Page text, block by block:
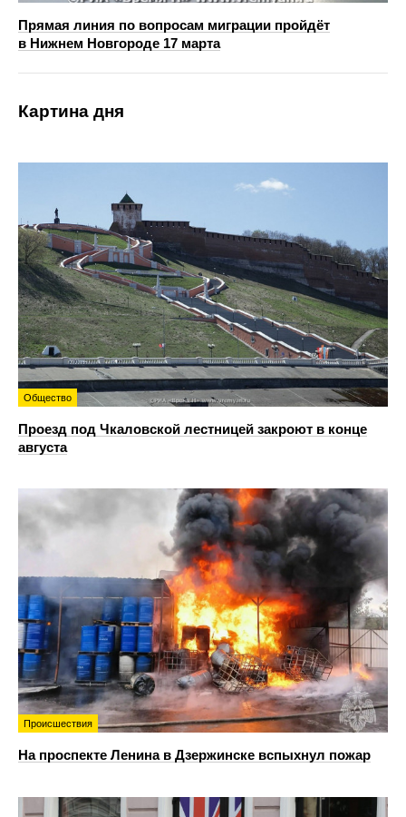
Прямая линия по вопросам миграции пройдёт
в Нижнем Новгороде 17 марта
Картина дня
Общество
Проезд под Чкаловской лестницей закроют в конце
августа
Происшествия
На проспекте Ленина в Дзержинске вспыхнул пожар